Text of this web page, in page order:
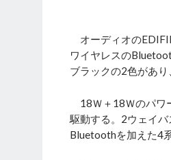
オーディオの
ワイヤレスの
ブラックの2色があり
18Ｗ＋18Ｗのパワ
駆動する。2ウェイ
Bluetoothを加えた4